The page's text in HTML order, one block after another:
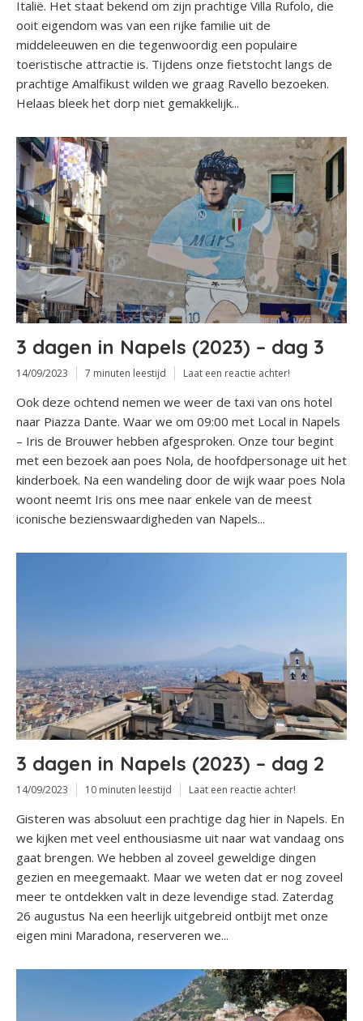
Italië. Het staat bekend om zijn prachtige Villa Rufolo, die
ooit eigendom was van een rijke familie uit de
middeleeuwen en die tegenwoordig een populaire
toeristische attractie is. Tijdens onze fietstocht langs de
prachtige Amalfikust wilden we graag Ravello bezoeken.
Helaas bleek het dorp niet gemakkelijk...
3 dagen in Napels (2023) – dag 3
14/09/2023 7 minuten leestijd Laat een reactie achter!
Ook deze ochtend nemen we weer de taxi van ons hotel
naar Piazza Dante. Waar we om 09:00 met Local in Napels
– Iris de Brouwer hebben afgesproken. Onze tour begint
met een bezoek aan poes Nola, de hoofdpersonage uit het
kinderboek. Na een wandeling door de wijk waar poes Nola
woont neemt Iris ons mee naar enkele van de meest
iconische bezienswaardigheden van Napels...
3 dagen in Napels (2023) – dag 2
14/09/2023 10 minuten leestijd Laat een reactie achter!
Gisteren was absoluut een prachtige dag hier in Napels. En
we kijken met veel enthousiasme uit naar wat vandaag ons
gaat brengen. We hebben al zoveel geweldige dingen
gezien en meegemaakt. Maar we weten dat er nog zoveel
meer te ontdekken valt in deze levendige stad. Zaterdag
26 augustus Na een heerlijk uitgebreid ontbijt met onze
eigen mini Maradona, reserveren we...